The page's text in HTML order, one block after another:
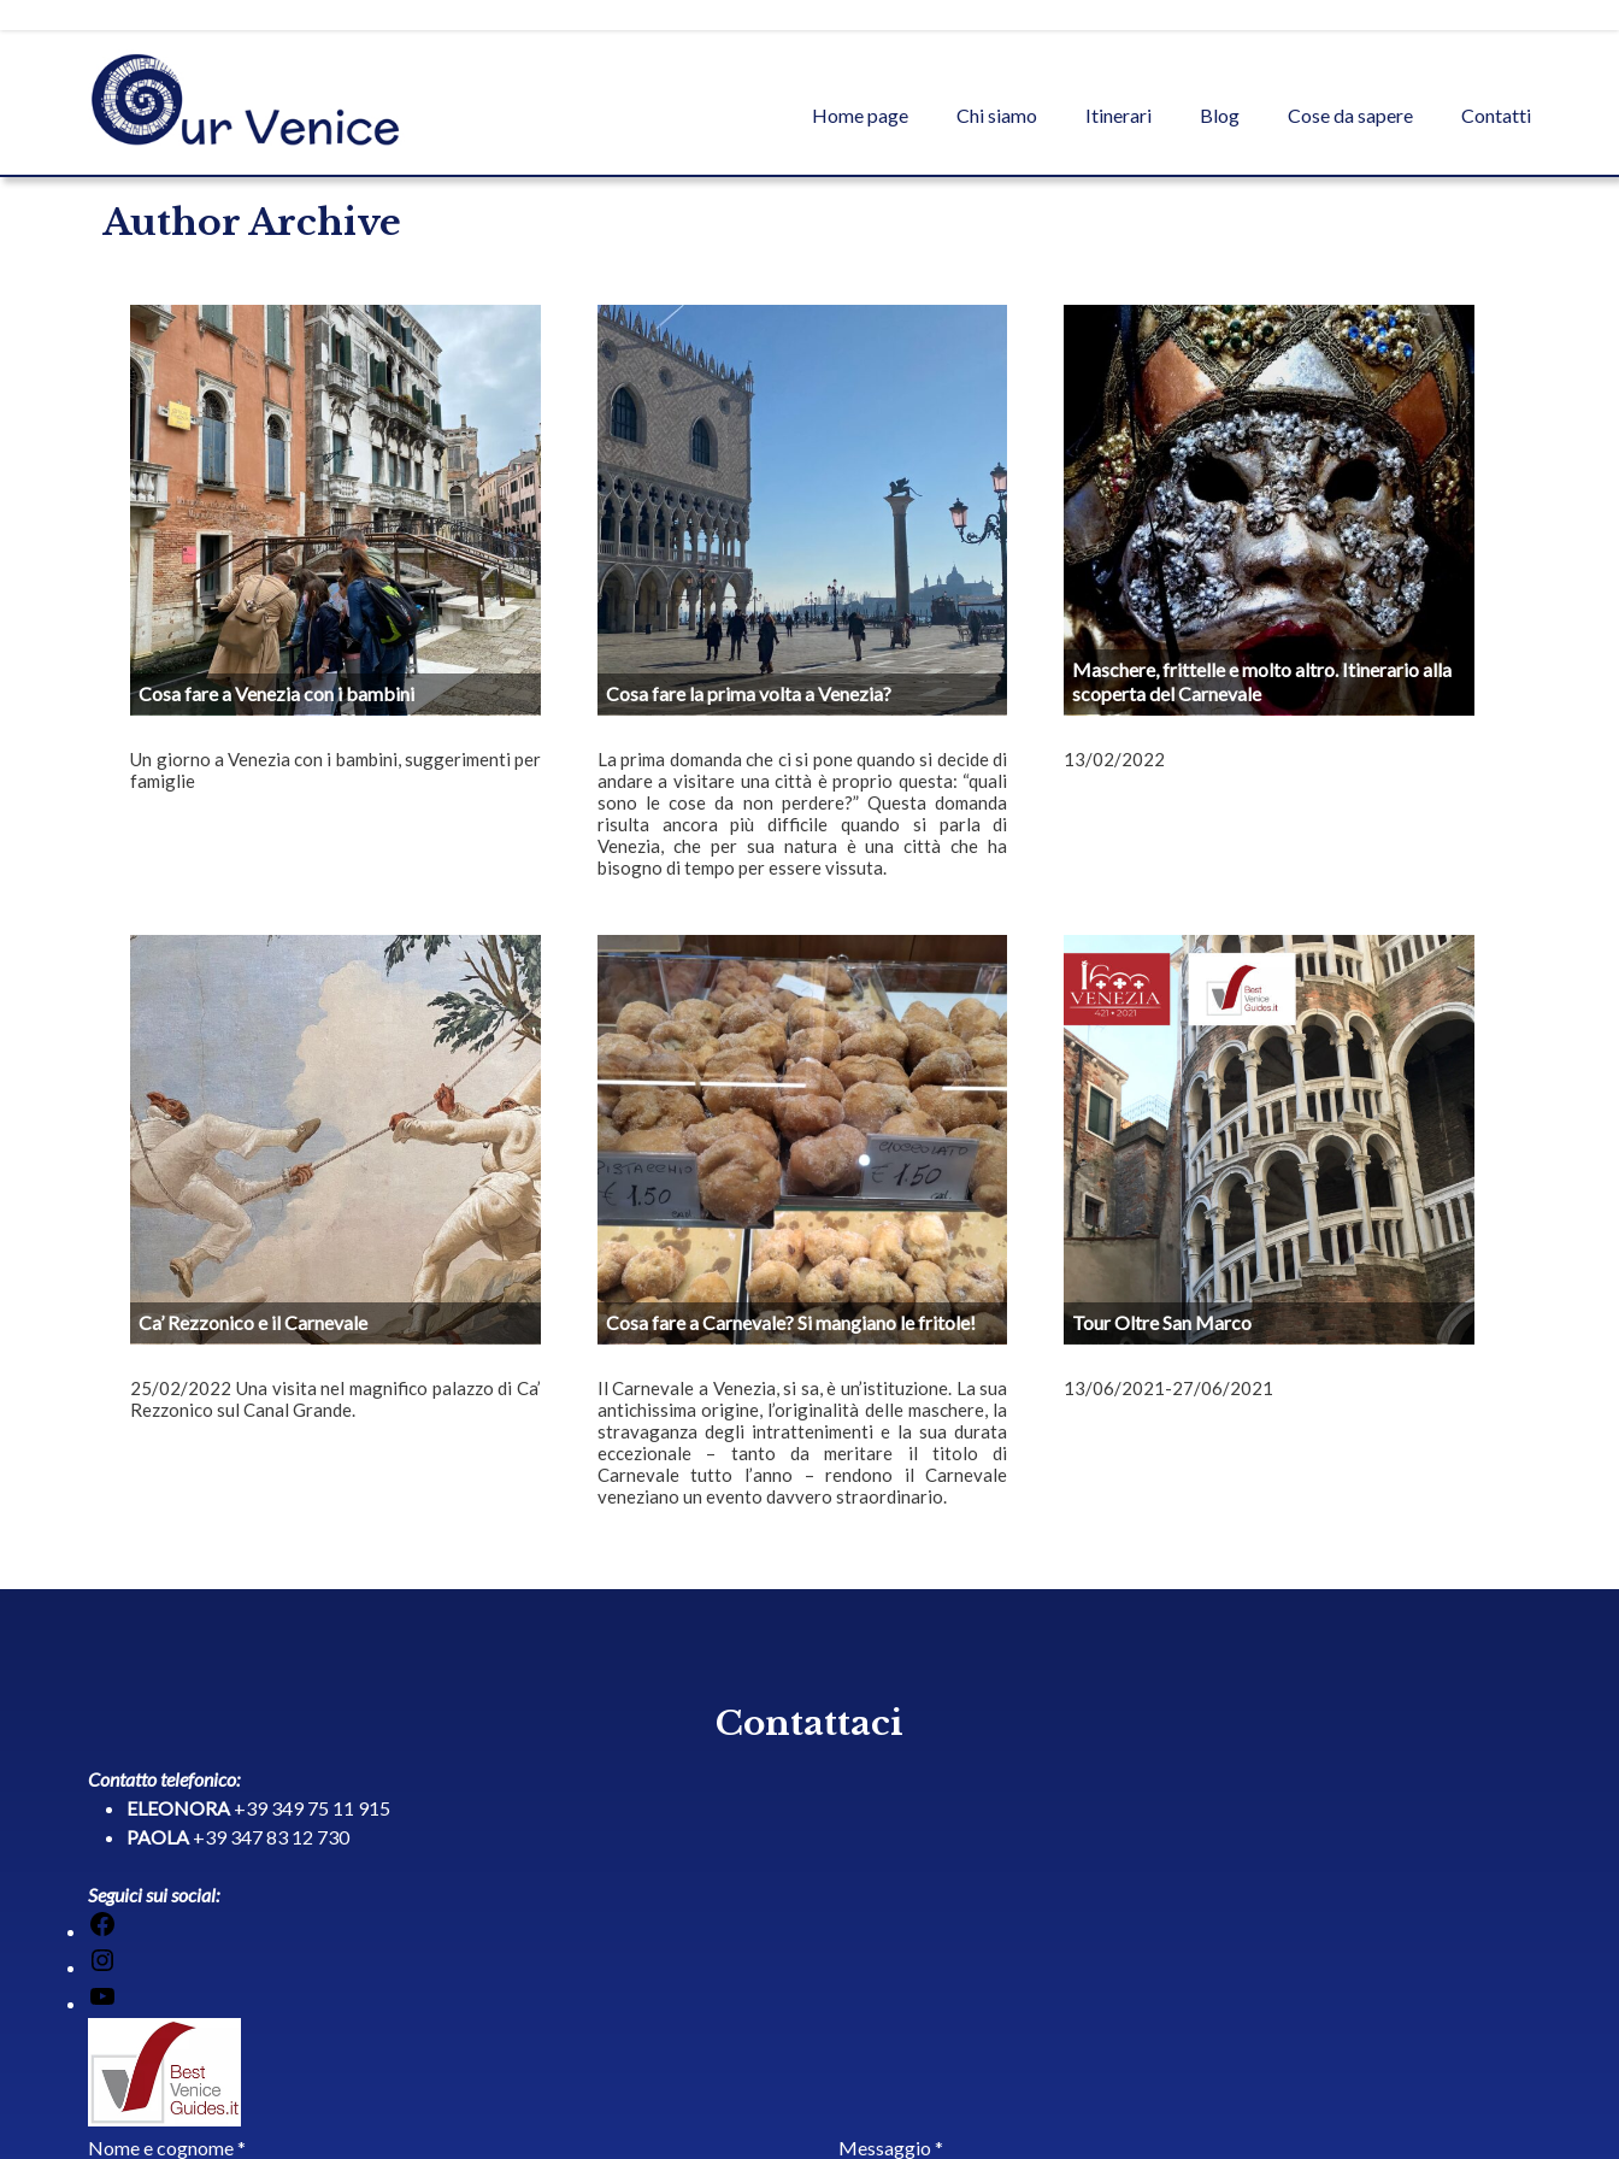
Home page Chi siamo Itinerari Blog Cose da sapere Contatti
Author Archive
Cosa fare a Venezia con i bambini
Un giorno a Venezia con i bambini, suggerimenti per
famiglie
Cosa fare la prima volta a Venezia?
La prima domanda che ci si pone quando si decide di
andare a visitare una città è proprio questa: “quali
sono le cose da non perdere?” Questa domanda
risulta ancora più difficile quando si parla di
Venezia, che per sua natura è una città che ha
bisogno di tempo per essere vissuta.
Maschere, frittelle e molto altro. Itinerario alla
scoperta del Carnevale
13/02/2022
Ca’ Rezzonico e il Carnevale
25/02/2022 Una visita nel magnifico palazzo di Ca’
Rezzonico sul Canal Grande.
Cosa fare a Carnevale? Si mangiano le fritole!
Il Carnevale a Venezia, si sa, è un’istituzione. La sua
antichissima origine, l’originalità delle maschere, la
stravaganza degli intrattenimenti e la sua durata
eccezionale – tanto da meritare il titolo di
Carnevale tutto l’anno – rendono il Carnevale
veneziano un evento davvero straordinario.
Tour Oltre San Marco
13/06/2021-27/06/2021
Contattaci
Contatto telefonico:
ELEONORA +39 349 75 11 915
PAOLA +39 347 83 12 730
Seguici sui social:
Nome e cognome * Messaggio *